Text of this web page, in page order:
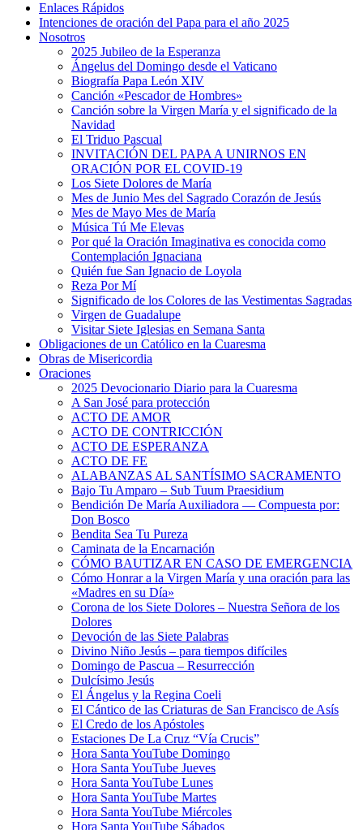
Enlaces Rápidos
Intenciones de oración del Papa para el año 2025
Nosotros
2025 Jubileo de la Esperanza
Ángelus del Domingo desde el Vaticano
Biografía Papa León XIV
Canción «Pescador de Hombres»
Canción sobre la Virgen María y el significado de la
Navidad
El Triduo Pascual
INVITACIÓN DEL PAPA A UNIRNOS EN
ORACIÓN POR EL COVID-19
Los Siete Dolores de María
Mes de Junio Mes del Sagrado Corazón de Jesús
Mes de Mayo Mes de María
Música Tú Me Elevas
Por qué la Oración Imaginativa es conocida como
Contemplación Ignaciana
Quién fue San Ignacio de Loyola
Reza Por Mí
Significado de los Colores de las Vestimentas Sagradas
Virgen de Guadalupe
Visitar Siete Iglesias en Semana Santa
Obligaciones de un Católico en la Cuaresma
Obras de Misericordia
Oraciones
2025 Devocionario Diario para la Cuaresma
A San José para protección
ACTO DE AMOR
ACTO DE CONTRICCIÓN
ACTO DE ESPERANZA
ACTO DE FE
ALABANZAS AL SANTÍSIMO SACRAMENTO
Bajo Tu Amparo – Sub Tuum Praesidium
Bendición De María Auxiliadora — Compuesta por:
Don Bosco
Bendita Sea Tu Pureza
Caminata de la Encarnación
CÓMO BAUTIZAR EN CASO DE EMERGENCIA
Cómo Honrar a la Virgen María y una oración para las
«Madres en su Día»
Corona de los Siete Dolores – Nuestra Señora de los
Dolores
Devoción de las Siete Palabras
Divino Niño Jesús – para tiempos difíciles
Domingo de Pascua – Resurrección
Dulcísimo Jesús
El Ángelus y la Regina Coeli
El Cántico de las Criaturas de San Francisco de Asís
El Credo de los Apóstoles
Estaciones De La Cruz “Vía Crucis”
Hora Santa YouTube Domingo
Hora Santa YouTube Jueves
Hora Santa YouTube Lunes
Hora Santa YouTube Martes
Hora Santa YouTube Miércoles
Hora Santa YouTube Sábados